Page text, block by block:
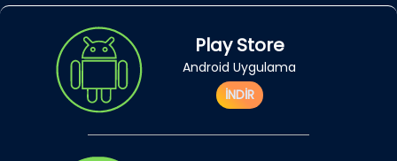
Play Store
Android Uygulama
İNDİR